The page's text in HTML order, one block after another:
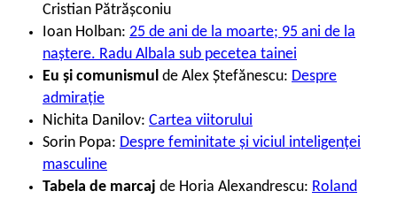
Cristian Pătrășconiu
Ioan Holban: 25 de ani de la moarte; 95 ani de la
naștere. Radu Albala sub pecetea tainei
Eu și comunismul de Alex Ștefănescu: Despre
admirație
Nichita Danilov: Cartea viitorului
Sorin Popa: Despre feminitate și viciul inteligenței
masculine
Tabela de marcaj de Horia Alexandrescu: Roland